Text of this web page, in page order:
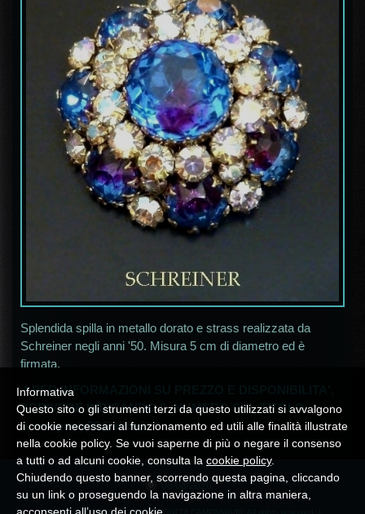
Splendida spilla in metallo dorato e strass realizzata da
Schreiner negli anni '50. Misura 5 cm di diametro ed è
firmata.
* PER INFORMAZIONI SU PREZZO E DISPONIBILITA',
SCRIVERE INDICANDO IL NUMERO SUL TITOLO
Acampania30@alice.it*
© Copyright 2026 LE COLLEZIONI DI CAMPANIA30. All rights reserved. |
Informativa
Questo sito o gli strumenti terzi da questo utilizzati si avvalgono
di cookie necessari al funzionamento ed utili alle finalità illustrate
nella cookie policy. Se vuoi saperne di più o negare il consenso
a tutti o ad alcuni cookie, consulta la cookie policy.
Chiudendo questo banner, scorrendo questa pagina, cliccando
su un link o proseguendo la navigazione in altra maniera,